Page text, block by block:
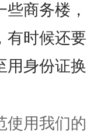
商务楼，
有时候还要
用身份证换
使用我们的